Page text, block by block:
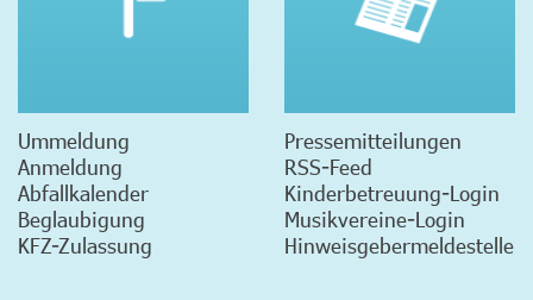
Ummeldung
Anmeldung
Abfallkalender
Beglaubigung
KFZ-Zulassung
Pressemitteilungen
RSS-Feed
Kinderbetreuung-Login
Musikvereine-Login
Hinweisgebermeldestelle